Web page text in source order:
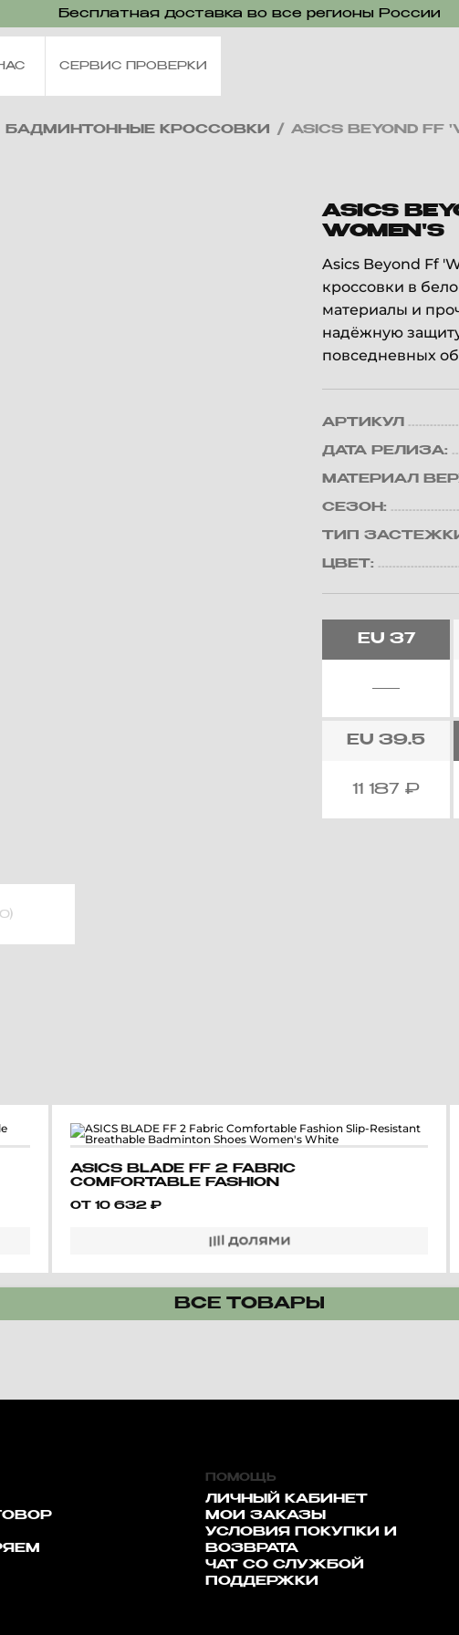
Бесплатная доставка во все регионы России
СЕРВИС ПРОВЕРКИ
БАДМИНТОННЫЕ КРОССОВКИ / ASICS BEYOND FF
ASICS
WOMEN'S
Asics Beyond Ff
кроссовки в
материалы и
надёжную
повседневных
АРТИКУЛ
ДАТА РЕЛИЗА:
МАТЕРИАЛ
СЕЗОН:
ТИП
ЦВЕТ:
EU 37
EU 39.5
11 187₽
ASICS BLADE FF 2 FABRIC
COMFORTABLE FASHION
BREATHABLE BADMINTON
ОТ 10 632 ₽
ВСЕ ТОВАРЫ
ПОМОЩЬ
ЛИЧНЫЙ КАБИНЕТ
МОИ ЗАКАЗЫ
УСЛОВИЯ ПОКУПКИ И
ВОЗВРАТА
ЧАТ СО СЛУЖБОЙ
ПОДДЕРЖКИ